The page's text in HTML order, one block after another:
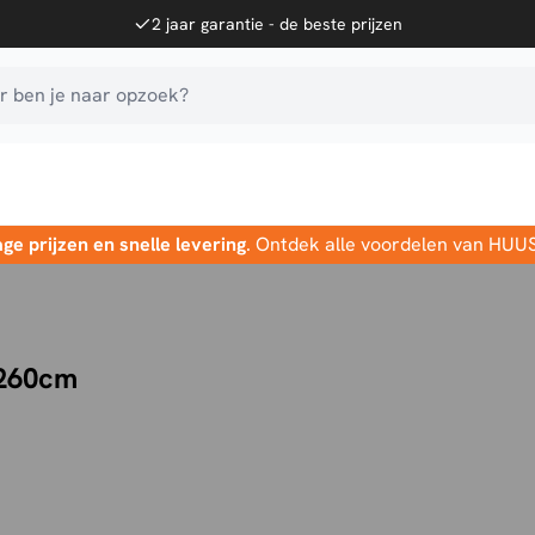
2 jaar garantie - de beste prijzen
ben je naar opzoek?
prijzen en snelle levering. Ontdek alle voordelen van